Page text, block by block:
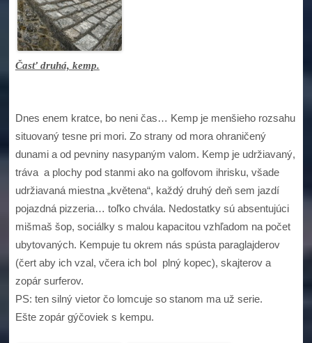
Časť druhá, kemp.
Dnes enem kratce, bo neni čas… Kemp je menšieho rozsahu
situovaný tesne pri mori. Zo strany od mora ohraničený
dunami a od pevniny nasypaným valom. Kemp je udržiavaný,
tráva a plochy pod stanmi ako na golfovom ihrisku, všade
udržiavaná miestna „květena“, každý druhý deň sem jazdí
pojazdná pizzeria… toľko chvála. Nedostatky sú absentujúci
mišmaš šop, sociálky s malou kapacitou vzhľadom na počet
ubytovaných. Kempuje tu okrem nás spústa paraglajderov
(čert aby ich vzal, včera ich bol plný kopec), skajterov a
zopár surferov.
PS: ten silný vietor čo lomcuje so stanom ma už serie.
Ešte zopár gýčoviek s kempu.